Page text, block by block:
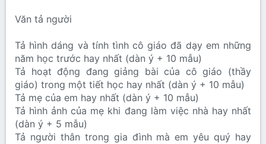
Văn tả người
Tả hình dáng và tính tình cô giáo đã dạy em những
năm học trước hay nhất (dàn ý + 10 mẫu)
Tả hoạt động đang giảng bài của cô giáo (thầy
giáo) trong một tiết học hay nhất (dàn ý + 10 mẫu)
Tả mẹ của em hay nhất (dàn ý + 10 mẫu)
Tả hình ảnh của mẹ khi đang làm việc nhà hay nhất
(dàn ý + 5 mẫu)
Tả người thân trong gia đình mà em yêu quý hay